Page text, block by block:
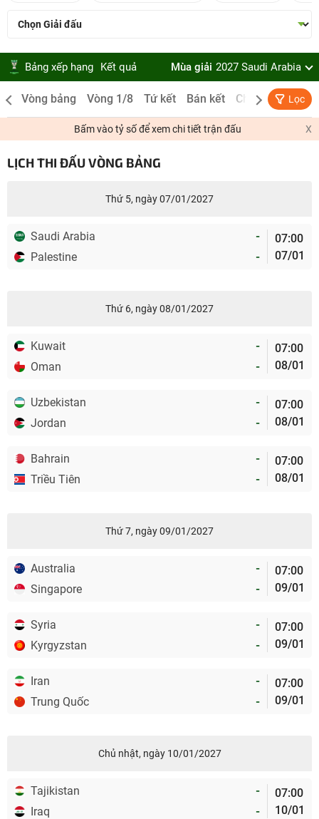
Bảng xếp hạng Kết quả Mùa giải 2027 Saudi Arabia
Vòng bảng Vòng 1/8 Tứ kết Bán kết Chung kết Lọc
Bấm vào tỷ số để xem chi tiết trận đấu X
LỊCH THI ĐẤU VÒNG BẢNG
Thứ 5, ngày 07/01/2027
Saudi Arabia
-
Palestine
-
07:00
07/01
Thứ 6, ngày 08/01/2027
Kuwait
-
Oman
-
07:00
08/01
Uzbekistan
-
Jordan
-
07:00
08/01
Bahrain
-
Triều Tiên
-
07:00
08/01
Thứ 7, ngày 09/01/2027
Australia
-
Singapore
-
07:00
09/01
Syria
-
Kyrgyzstan
-
07:00
09/01
Iran
-
Trung Quốc
-
07:00
09/01
Chủ nhật, ngày 10/01/2027
Tajikistan
-
Iraq
-
07:00
10/01